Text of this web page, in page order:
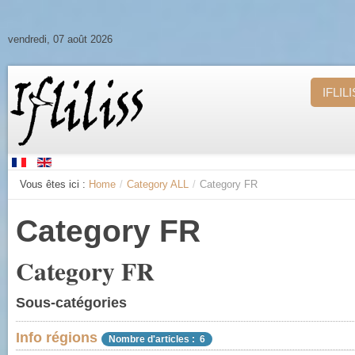
vendredi, 07 août 2026
Vous êtes ici : Home / Category ALL / Category FR
Category FR
Category FR
Sous-catégories
Info régions Nombre d'articles : 6